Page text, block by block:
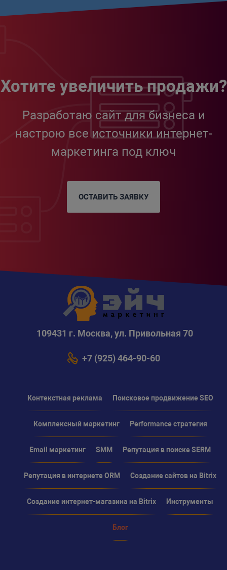
Хотите увеличить продажи?
Разработаю сайт для бизнеса и
настрою все источники интернет-
маркетинга под ключ
ОСТАВИТЬ ЗАЯВКУ
109431 г. Москва, ул. Привольная 70
+7 (925) 464-90-60
Контекстная реклама Поисковое продвижение SEO
Комплексный маркетинг Performance стратегия
Email маркетинг SMM Репутация в поиске SERM
Репутация в интернете ORM Создание сайтов на Bitrix
Создание интернет-магазина на Bitrix Инструменты
Блог